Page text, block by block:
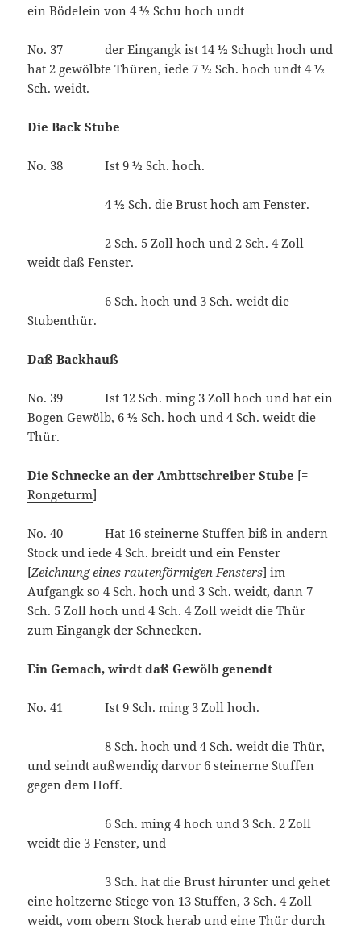
ein Bödelein von 4 ½ Schu hoch undt
No. 37 der Eingangk ist 14 ½ Schugh hoch und
hat 2 gewölbte Thüren, iede 7 ½ Sch. hoch undt 4 ½
Sch. weidt.
Die Back Stube
No. 38 Ist 9 ½ Sch. hoch.
4 ½ Sch. die Brust hoch am Fenster.
2 Sch. 5 Zoll hoch und 2 Sch. 4 Zoll
weidt daß Fenster.
6 Sch. hoch und 3 Sch. weidt die
Stubenthür.
Daß Backhauß
No. 39 Ist 12 Sch. ming 3 Zoll hoch und hat ein
Bogen Gewölb, 6 ½ Sch. hoch und 4 Sch. weidt die
Thür.
Die Schnecke an der Ambttschreiber Stube [=
Rongeturm]
No. 40 Hat 16 steinerne Stuffen biß in andern
Stock und iede 4 Sch. breidt und ein Fenster
[Zeichnung eines rautenförmigen Fensters] im
Aufgangk so 4 Sch. hoch und 3 Sch. weidt, dann 7
Sch. 5 Zoll hoch und 4 Sch. 4 Zoll weidt die Thür
zum Eingangk der Schnecken.
Ein Gemach, wirdt daß Gewölb genendt
No. 41 Ist 9 Sch. ming 3 Zoll hoch.
8 Sch. hoch und 4 Sch. weidt die Thür,
und seindt außwendig darvor 6 steinerne Stuffen
gegen dem Hoff.
6 Sch. ming 4 hoch und 3 Sch. 2 Zoll
weidt die 3 Fenster, und
3 Sch. hat die Brust hirunter und gehet
eine holtzerne Stiege von 13 Stuffen, 3 Sch. 4 Zoll
weidt, vom obern Stock herab und eine Thür durch